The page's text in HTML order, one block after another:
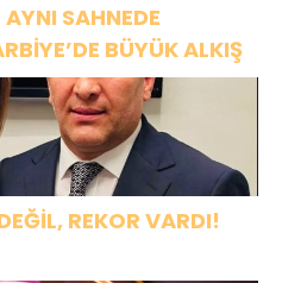
SAHNEDE
BÜYÜK ALKIŞ
REKOR VARDI!